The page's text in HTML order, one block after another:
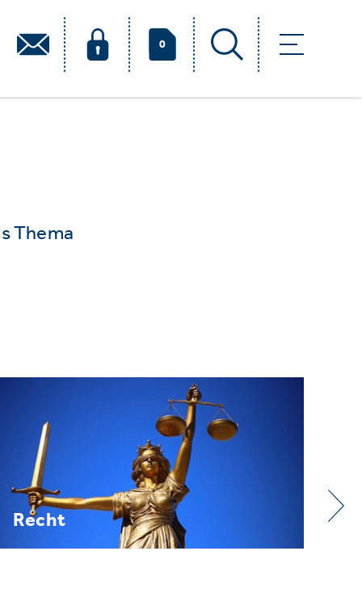
0
Thema
Verband